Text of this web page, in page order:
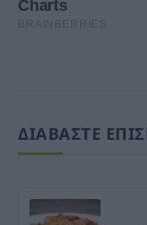
ΔΙΑΒΑΣΤΕ